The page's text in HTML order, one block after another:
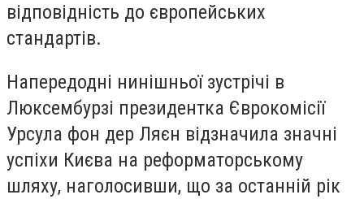
відповідність до європейських
стандартів.
Напередодні нинішньої зустрічі в
Люксембурзі президентка Єврокомісії
Урсула фон дер Ляєн відзначила значні
успіхи Києва на реформаторському
шляху, наголосивши, що за останній рік